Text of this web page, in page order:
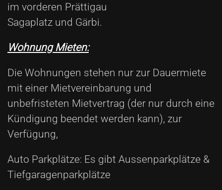
im vorderen Prättigau
Sagaplatz und Gärbi.
Wohnung Mieten:
Die Wohnungen stehen nur zur Dauermiete
mit einer Mietvereinbarung und
unbefristeten Mietvertrag (der nur durch eine
Kündigung beendet werden kann), zur
Verfügung,
Auto Parkplätze: Es gibt Aussenparkplätze &
Tiefgaragenparkplätze